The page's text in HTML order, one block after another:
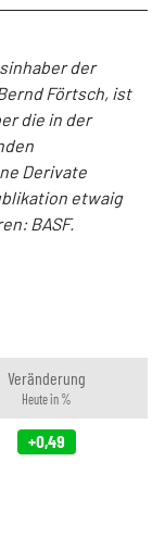
der
Förtsch, ist
die in der
Derivate
etwaig
BASF.
Veränderung
Heute in %
+0,49